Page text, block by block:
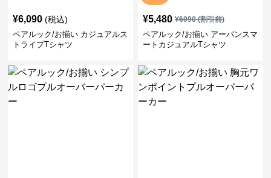
¥6,090 (税込)
ペアルック/お揃い カジュアルス
トライプTシャツ
¥5,480 ¥6090(割引前)
ペアルック/お揃い アーバンスマ
ートカジュアルTシャツ